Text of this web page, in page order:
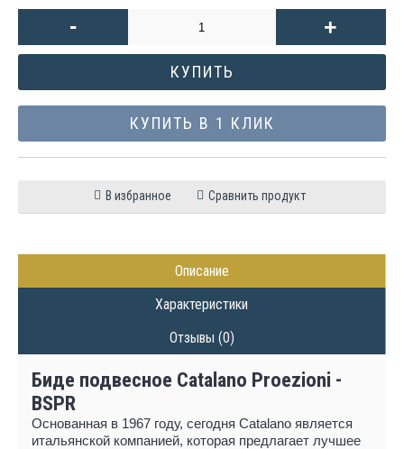
- +
КУПИТЬ
КУПИТЬ В 1 КЛИК
В избранное Сравнить продукт
Описание
Характеристики
Отзывы (0)
Биде подвесное Catalano Proezioni -
BSPR
Основанная в 1967 году, сегодня Catalano является
итальянской компанией, которая предлагает лучшее